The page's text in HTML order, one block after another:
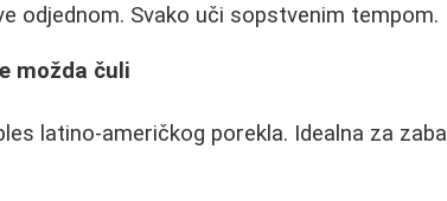
odjednom. Svako uči sopstvenim tempom.
možda čuli
latino-američkog porekla. Idealna za